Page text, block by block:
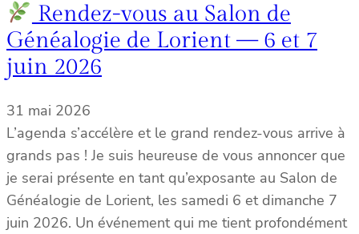
Rendez-vous au Salon de
Généalogie de Lorient — 6 et 7
juin 2026
31 mai 2026
L’agenda s’accélère et le grand rendez-vous arrive à
grands pas ! Je suis heureuse de vous annoncer que
je serai présente en tant qu’exposante au Salon de
Généalogie de Lorient, les samedi 6 et dimanche 7
juin 2026. Un événement qui me tient profondément